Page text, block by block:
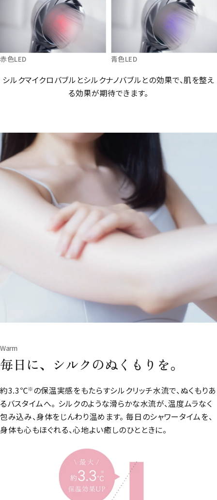
赤色LED 青色LED
シルクマイクロバブルとシルクナノバブルとの効果で、肌を整え
る効果が期待できます。
Warm
毎日に、シルクのぬくもりを。
約3.3℃※の保温実感をもたらすシルクリッチ水流で、ぬくもりあ
るバスタイムへ。 シルクのような滑らかな水流が、温度ムラなく
包み込み、身体をじんわり温めます。 毎日のシャワータイムを、
身体も心もほぐれる、心地よい癒しのひとときに。